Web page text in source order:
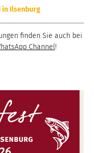
in Ilsenburg
finden Sie auch bei
Channel!